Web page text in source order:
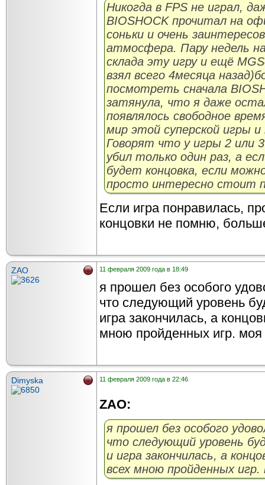
Никогда в FPS не играл,
BIOSHOCK прочитал на
соньки и очень
атмосфера. Пару недель
склада эту игру и ещё
взял всего 4месяца
посмотреть сначала
затянула, что я даже
появлялось свободное
мир этой суперской игры
Говорят что у игры 2 или
убил только один раз, а
будет концовка, если
просто интересно стоит
Если игра понравилась,
концовки не помню,
ZAO 11 февраля 2009 года в 18:49
я прошел без особого
что следующий уровень
игра закончилась, а
мною пройденных игр. моя
Dimyska 11 февраля 2009 года в 22:46
ZAO:
я прошел без особого
что следующий уровень
и игра закончилась, а
всех мною пройденных игр.